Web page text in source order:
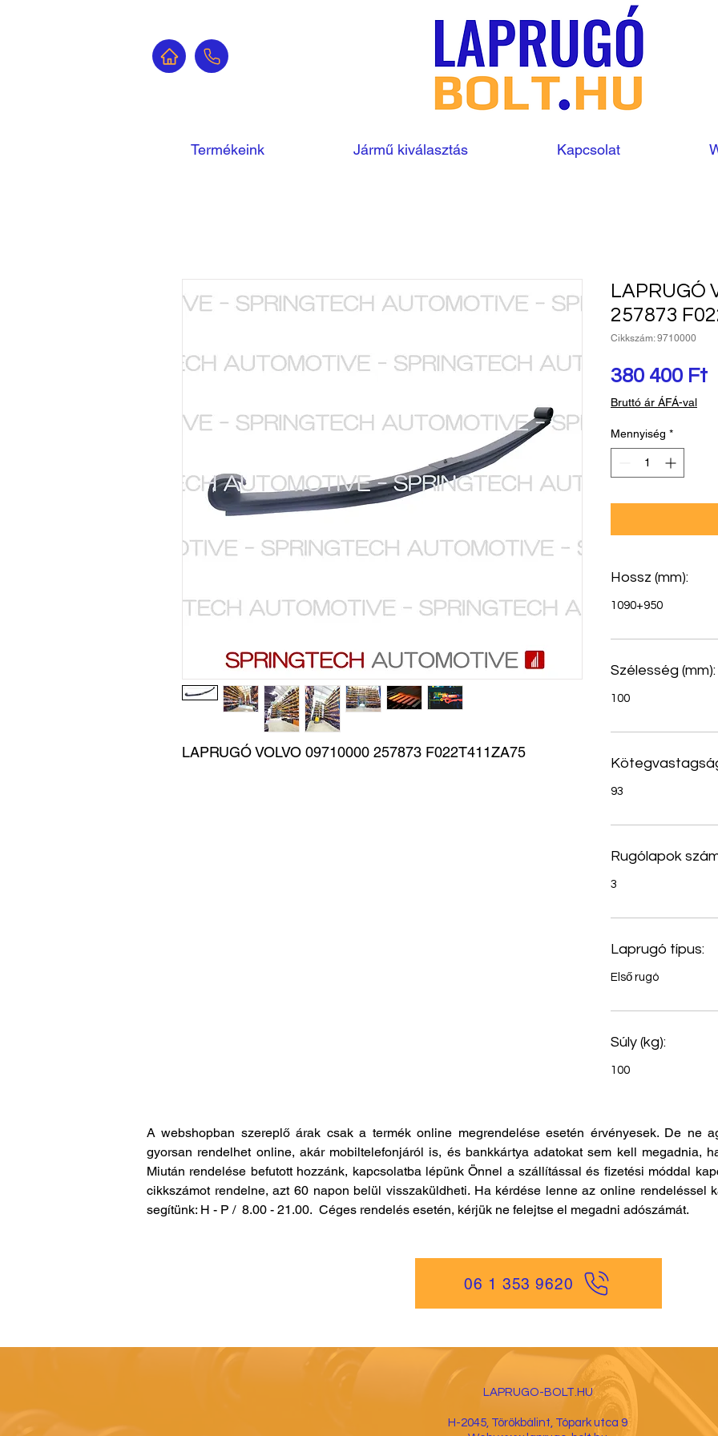
Termékeink Jármű kiválasztás Kapcsolat
LAPRUGÓ VOLVO 09710000 257873 F022T411ZA75
LAPRUGÓ
257873
Cikkszám: 9710000
380 400 FtÁr
Bruttó ár ÁFÁ-val
Mennyiség *
Hossz (mm):
1090+950
Szélesség (mm):
100
93
Rugólapok
3
Laprugó típus:
Első rugó
Súly (kg):
100
A webshopban szereplő árak csak a termék online megrendelése esetén érvényesek. De ne
gyorsan rendelhet online, akár mobiltelefonjáról is, és bankkártya adatokat sem kell megadnia,
Miután rendelése befutott hozzánk, kapcsolatba lépünk Önnel a szállítással és fizetési móddal
cikkszámot rendelne, azt 60 napon belül visszaküldheti. Ha kérdése lenne az online rendeléssel
segítünk: H - P / 8.00 - 21.00. Céges rendelés esetén, kérjük ne felejtse el megadni adószámát.
06 1 353 9620
LAPRUGO-BOLT.HU
H-2045, Törökbá lint, Tópark utca 9